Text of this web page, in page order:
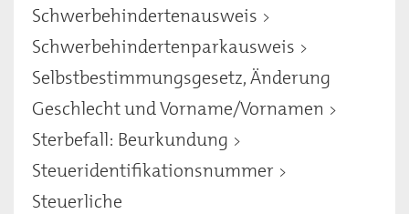
Schwerbehindertenausweis
Schwerbehindertenparkausweis
Selbstbestimmungsgesetz, Änderung
Geschlecht und Vorname/Vornamen
Sterbefall: Beurkundung
Steueridentifikationsnummer
Steuerliche